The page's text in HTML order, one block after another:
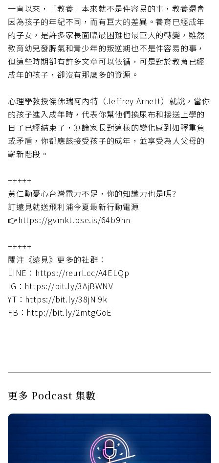
一直以來，「教養」本來就不是件容易的事，教養還會
因為孩子的年紀不同，而有巨大的差異。養育已經成年
的子女，是許多家長面臨最困難也最巨大的轉變，雖然
教育幼兒發脾氣和青少年的叛逆期也不是件容易的事，
但這些時期卻有許多文章可以依循，可是對於教育已經
成年的孩子，卻沒有那麼多的資源。
心理學教授傑佛瑞阿內特（Jeffrey Arnett）就說，當你
的孩子進入成年時，代表你幫他們換尿布和接送上學的
日子已經結束了，無論家長對這樣的變化感到如釋重負
或矛盾，你都應該接受孩子的成年，並享受為人父母的
嶄新階段。
+++++
黃仁勳憂心台灣電力不足，你的知識力也是嗎?
訂遠見就送飛利浦今夏最新行動電源
👉https://gvmkt.pse.is/64b9hn
+++++
關注《遠見》更多的社群：
LINE：https://reurl.cc/A4ELQp
IG：https://bit.ly/3AjBWNV
YT：https://bit.ly/38jNi9k
FB：http://bit.ly/2mtgGoE
更多 Podcast 集數